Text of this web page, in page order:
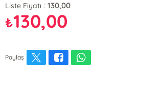
Liste Fiyatı : 130,00
₺130,00
Paylaş